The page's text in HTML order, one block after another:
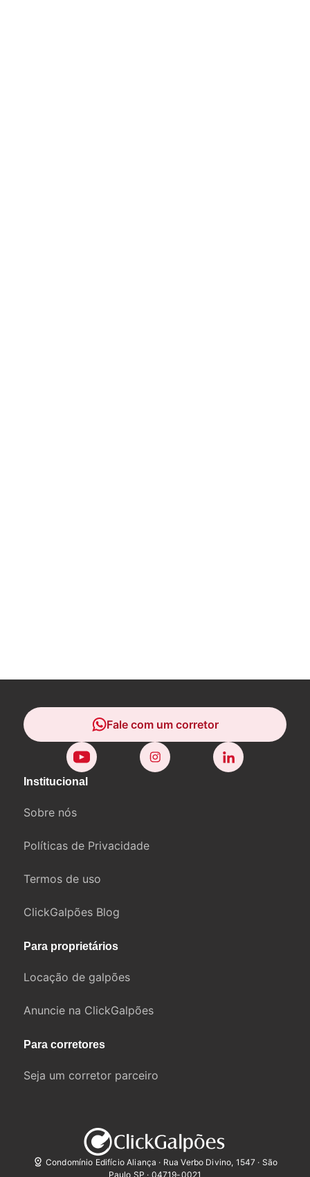
Institucional
Sobre nós
Políticas de Privacidade
Termos de uso
ClickGalpões Blog
Para proprietários
Locação de galpões
Anuncie na ClickGalpões
Para corretores
Seja um corretor parceiro
Fale com um corretor
Condomínio Edifício Aliança · Rua Verbo Divino, 1547 · São
Paulo SP · 04719-0021